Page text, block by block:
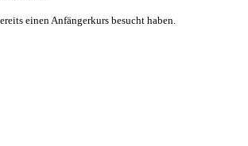
einen Anfängerkurs besucht haben.